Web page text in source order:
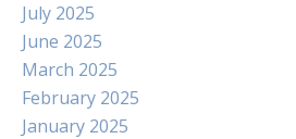
July 2025
June 2025
March 2025
February 2025
January 2025